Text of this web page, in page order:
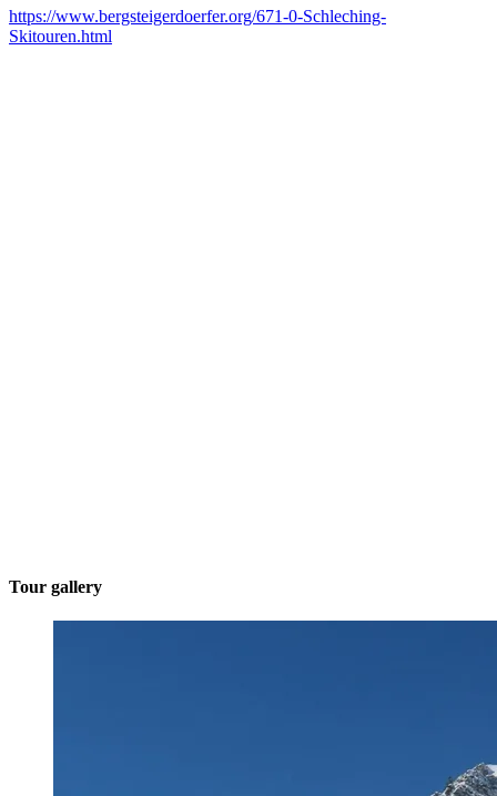
https://www.bergsteigerdoerfer.org/671-0-Schleching-
Skitouren.html
Tour gallery